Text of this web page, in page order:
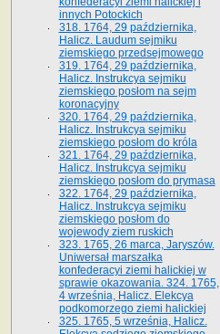
innych Potockich
318. 1764, 29 października,
Halicz. Laudum sejmiku
ziemskiego przedsejmowego
319. 1764, 29 października,
Halicz. Instrukcya sejmiku
ziemskiego posłom na sejm
koronacyjny
320. 1764, 29 października,
Halicz. Instrukcya sejmiku
ziemskiego posłom do króla
321. 1764, 29 października,
Halicz. Instrukcya sejmiku
ziemskiego posłom do prymasa
322. 1764, 29 października,
Halicz. Instrukcya sejmiku
ziemskiego posłom do
wojewody ziem ruskich
323. 1765, 26 marca, Jaryszów.
Uniwersał marszałka
konfederacyi ziemi halickiej w
sprawie okazowania. 324. 1765,
4 września, Halicz. Elekcya
podkomorzego ziemi halickiej
325. 1765, 5 września, Halicz.